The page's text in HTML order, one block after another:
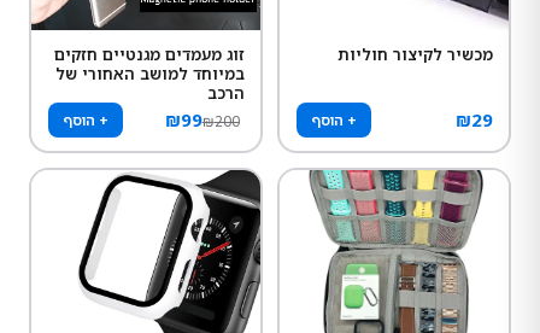
מכשיר לקיצור חוליות
₪29 + הוסף
זוג מעמדים מגנטיים חזקים
במיוחד למושב האחורי של
הרכב
₪99₪200 + הוסף